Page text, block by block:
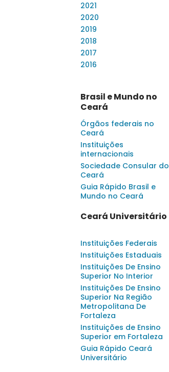
2021
2020
2019
2018
2017
2016
Brasil e Mundo no
Ceará
Órgãos federais no
Ceará
Instituições
internacionais
Sociedade Consular do
Ceará
Guia Rápido Brasil e
Mundo no Ceará
Ceará Universitário
Instituições Federais
Instituições Estaduais
Instituições De Ensino
Superior No Interior
Instituições De Ensino
Superior Na Região
Metropolitana De
Fortaleza
Instituições de Ensino
Superior em Fortaleza
Guia Rápido Ceará
Universitário